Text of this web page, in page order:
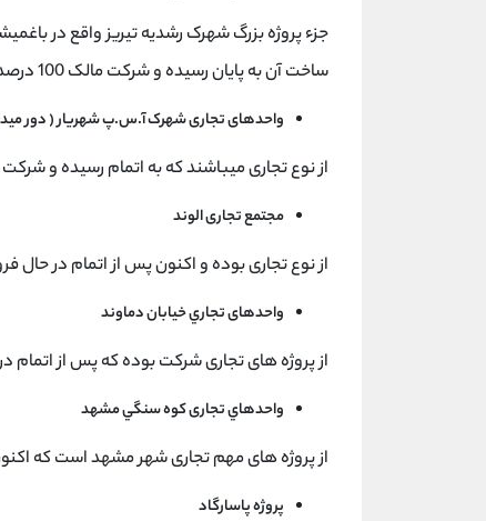
جزء پروژه بزرگ شهرک رشدیه تیریز واقع در
ساخت آن به پایان رسیده و شرکت مالک 100 درصدی پروژه است.
واحدهای تجاری شهرک آ.س.پ شهريار ( دور
از نوع تجاری میباشند که به اتمام رسیده و
مجتمع تجاری الوند
از نوع تجاری بوده و اکنون پس از اتمام در
واحدهای تجاري خيابان دماوند
از پروژه های تجاری شرکت بوده که پس از
واحدهاي تجاری کوه سنگي مشهد
از پروژه های مهم تجاری شهر مشهد است که
پروژه پاسارگاد